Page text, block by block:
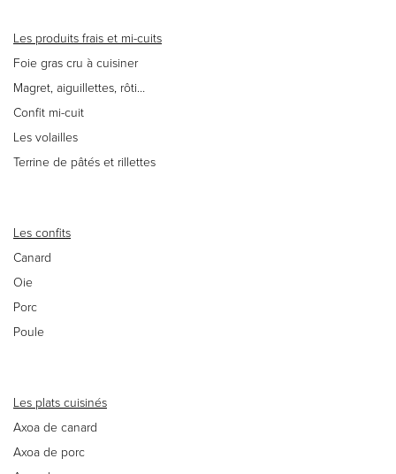
Les produits frais et mi-cuits
Foie gras cru à cuisiner
Magret, aiguillettes, rôti…
Confit mi-cuit
Les volailles
Terrine de pâtés et rillettes
Les confits
Canard
Oie
Porc
Poule
Les plats cuisinés
Axoa de canard
Axoa de porc